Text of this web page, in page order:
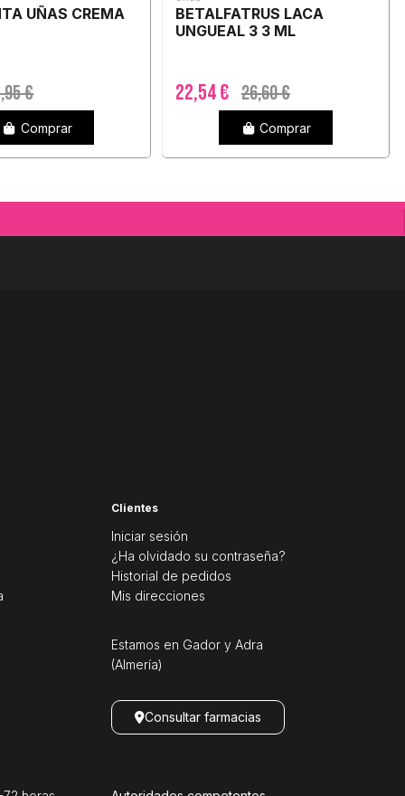
UÑAS CREMA
€
Comprar
BETALFATRUS LACA
UNGUEAL 3 3 ML
22,54 € 26,60 €
Comprar
Clientes
Iniciar sesión
¿Ha olvidado su contraseña?
Historial de pedidos
Mis direcciones
Estamos en Gador y Adra
(Almería)
Consultar farmacias